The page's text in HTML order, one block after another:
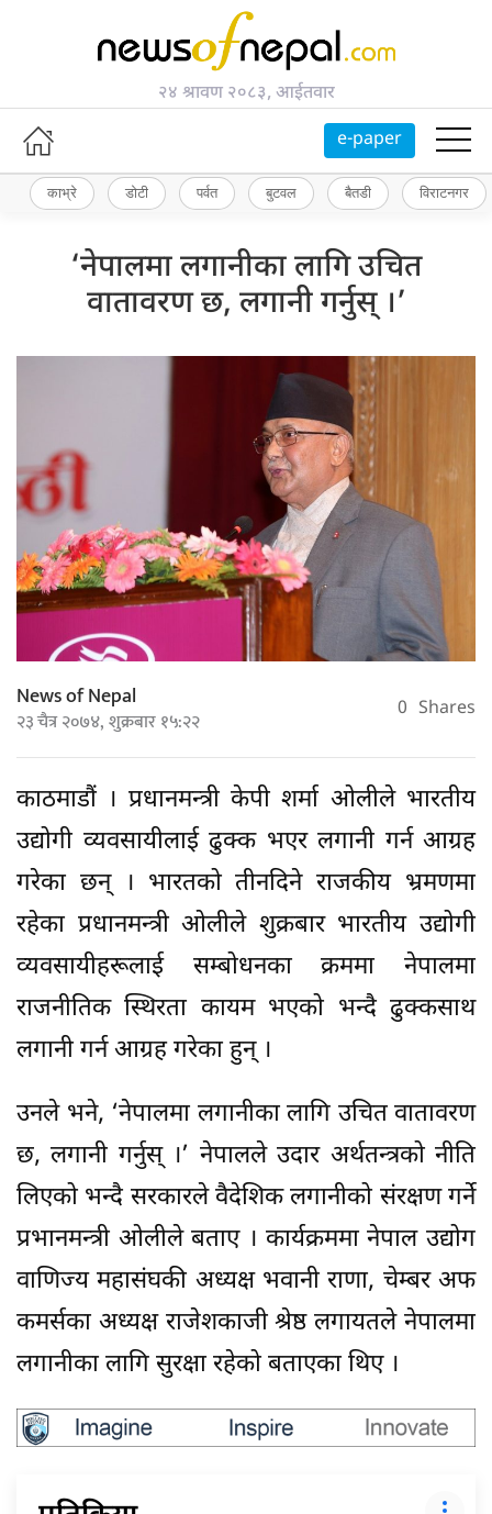
२४ श्रावण २०८३, आईतवार
e-paper
काभ्रे डोटी पर्वत बुटवल बैतडी विराटनगर
‘नेपालमा लगानीका लागि उचित
वातावरण छ, लगानी गर्नुस् ।’
News of Nepal
२३ चैत्र २०७४, शुक्रबार १५:२२ 0 Shares
काठमाडौं । प्रधानमन्त्री केपी शर्मा ओलीले भारतीय
उद्योगी व्यवसायीलाई ढुक्क भएर लगानी गर्न आग्रह
गरेका छन् । भारतको तीनदिने राजकीय भ्रमणमा
रहेका प्रधानमन्त्री ओलीले शुक्रबार भारतीय उद्योगी
व्यवसायीहरूलाई सम्बोधनका क्रममा नेपालमा
राजनीतिक स्थिरता कायम भएको भन्दै ढुक्कसाथ
लगानी गर्न आग्रह गरेका हुन् ।
उनले भने, ‘नेपालमा लगानीका लागि उचित वातावरण
छ, लगानी गर्नुस् ।’ नेपालले उदार अर्थतन्त्रको नीति
लिएको भन्दै सरकारले वैदेशिक लगानीको संरक्षण गर्ने
प्रभानमन्त्री ओलीले बताए । कार्यक्रममा नेपाल उद्योग
वाणिज्य महासंघकी अध्यक्ष भवानी राणा, चेम्बर अफ
कमर्सका अध्यक्ष राजेशकाजी श्रेष्ठ लगायतले नेपालमा
लगानीका लागि सुरक्षा रहेको बताएका थिए ।